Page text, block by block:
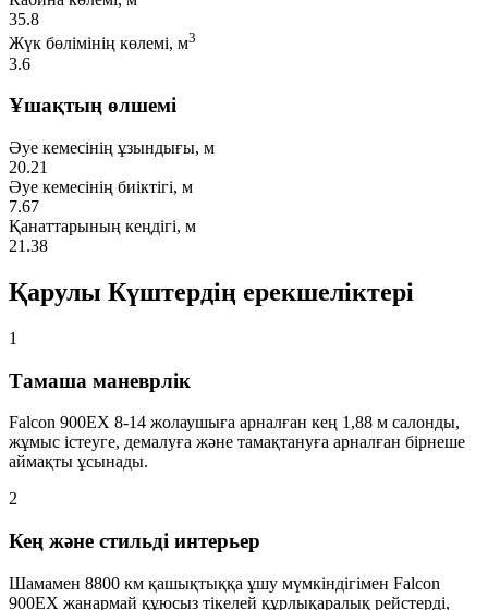
35.8
Жүк бөлімінің көлемі, м3
3.6
Ұшақтың өлшемі
Әуе кемесінің ұзындығы, м
20.21
Әуе кемесінің биіктігі, м
7.67
Қанаттарының кеңдігі, м
21.38
Қарулы Күштердің ерекшеліктері
1
Тамаша маневрлік
Falcon 900EX 8-14 жолаушыға арналған кең 1,88 м салонды,
жұмыс істеуге, демалуға және тамақтануға арналған бірнеше
аймақты ұсынады.
2
Кең және стильді интерьер
Шамамен 8800 км қашықтыққа ұшу мүмкіндігімен Falcon
900EX жанармай құюсыз тікелей құрлықаралық рейстерді,